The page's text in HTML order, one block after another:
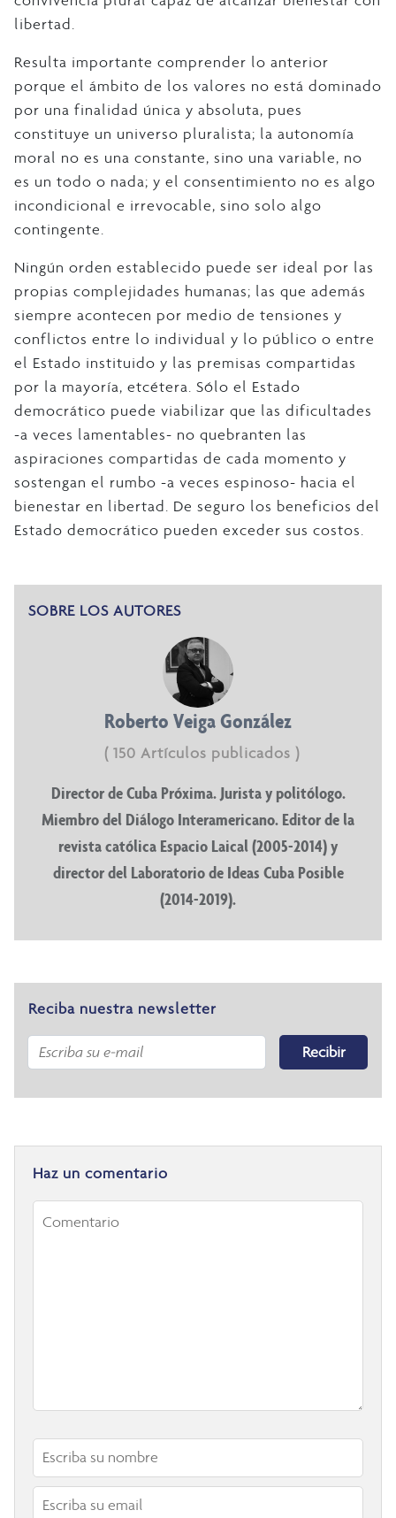
libertad.
Resulta importante comprender lo anterior
porque el ámbito de los valores no está dominado
por una finalidad única y absoluta, pues
constituye un universo pluralista; la autonomía
moral no es una constante, sino una variable, no
es un todo o nada; y el consentimiento no es algo
incondicional e irrevocable, sino solo algo
contingente.
Ningún orden establecido puede ser ideal por las
propias complejidades humanas; las que además
siempre acontecen por medio de tensiones y
conflictos entre lo individual y lo público o entre
el Estado instituido y las premisas compartidas
por la mayoría, etcétera. Sólo el Estado
democrático puede viabilizar que las dificultades
-a veces lamentables- no quebranten las
aspiraciones compartidas de cada momento y
sostengan el rumbo -a veces espinoso- hacia el
bienestar en libertad. De seguro los beneficios del
Estado democrático pueden exceder sus costos.
SOBRE LOS AUTORES
Roberto Veiga González
( 150 Artículos publicados )
Director de Cuba Próxima. Jurista y politólogo.
Miembro del Diálogo Interamericano. Editor de la
revista católica Espacio Laical (2005-2014) y
director del Laboratorio de Ideas Cuba Posible
(2014-2019).
Reciba nuestra newsletter
Recibir
Haz un comentario